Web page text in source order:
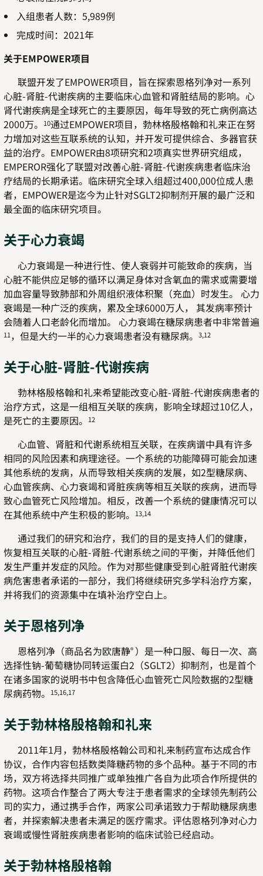
入组患者人数：5,989例
完成时间：2021年
关于EMPOWER项目
联盟开发了EMPOWER项目，旨在探索恩格列净对一系列
心脏-肾脏-代谢疾病的主要临床心血管和肾脏结局的影响。心
肾代谢疾病是全球死亡的主要原因，每年导致的死亡病例高达
2000万。
10通过EMPOWER项目，勃林格殷格翰和礼来正在努
力增加对这些互联系统的认知，并开发可提供综合、多器官获
益的治疗。EMPOWER由8项研究和2项真实世界研究组成，
EMPEROR强化了联盟对改善心脏-肾脏-代谢疾病患者临床治
疗结局的长期承诺。临床研究全球入组超过400,000位成人患
者，EMPOWER是迄今为止针对SGLT2抑制剂开展的最广泛和
最全面的临床研究项目。
关于心力衰竭
心力衰竭是一种进行性、使人衰弱并可能致命的疾病，当
心脏不能供应足够的循环以满足身体对含氧血的需求或需要增
加血容量导致肺部和外周组织液体积聚（充血）时发生。 心力
衰竭是一种广泛的疾病，累及全球6000万人， 其发病率预计
会随着人口老龄化而增加。 心力衰竭在糖尿病患者中非常普遍
11 ，但是大约一半的心力衰竭患者没有糖尿病。 3,12
关于心脏-肾脏-代谢疾病
勃林格殷格翰和礼来希望能改变心脏-肾脏-代谢疾病患者的
治疗方式，这是一组相互关联的疾病，影响全球超过10亿人，
是死亡的主要原因。
12
心血管、肾脏和代谢系统相互关联，在疾病谱中具有许多
相同的风险因素和病理途径。一个系统的功能障碍可能会加速
其他系统的发病，从而导致相关疾病的发展，如2型糖尿病、
心血管疾病、心力衰竭和肾脏疾病等相互关联的疾病，进而导
致心血管死亡风险增加。相反，改善一个系统的健康情况可以
在其他系统中产生积极的影响。
13,14
通过我们的研究和治疗，我们的目的是支持人们的健康，
恢复相互关联的心脏-肾脏-代谢系统之间的平衡，并降低他们
发生严重并发症的风险。作为对那些健康受到心脏肾脏代谢疾
病危害患者承诺的一部分，我们将继续研究多学科治疗方案，
并将我们的资源集中在填补治疗空白上。
关于恩格列净
恩格列净（商品名为欧唐静® ）是一种口服、每日一次、高
选择性钠-葡萄糖协同转运蛋白2（SGLT2）抑制剂，也是首个
在诸多国家的说明书中包含降低心血管死亡风险数据的2型糖
尿病药物。
15,16,17
关于勃林格殷格翰和礼来
2011年1月，勃林格殷格翰公司和礼来制药宣布达成合作
协议，合作内容包括数类降糖药物的多个品种。基于不同的市
场，双方将选择共同推广或单独推广各自为此项合作所提供的
药物。这项合作整合了两大专注于患者需求的全球领先制药公
司的实力，通过携手合作，两家公司承诺致力于帮助糖尿病患
者，并探索解决患者未满足的医疗需求。评估恩格列净对心力
衰竭或慢性肾脏疾病患者影响的临床试验已经启动。
关于勃林格殷格翰